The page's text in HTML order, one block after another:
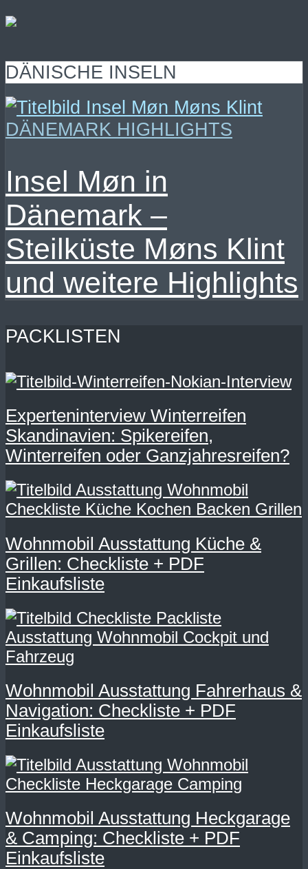
DÄNISCHE INSELN
DÄNEMARK HIGHLIGHTS
Insel Møn in
Dänemark –
Steilküste Møns Klint
und weitere Highlights
PACKLISTEN
Experteninterview Winterreifen
Skandinavien: Spikereifen,
Winterreifen oder Ganzjahresreifen?
Wohnmobil Ausstattung Küche &
Grillen: Checkliste + PDF
Einkaufsliste
Wohnmobil Ausstattung Fahrerhaus &
Navigation: Checkliste + PDF
Einkaufsliste
Wohnmobil Ausstattung Heckgarage
& Camping: Checkliste + PDF
Einkaufsliste